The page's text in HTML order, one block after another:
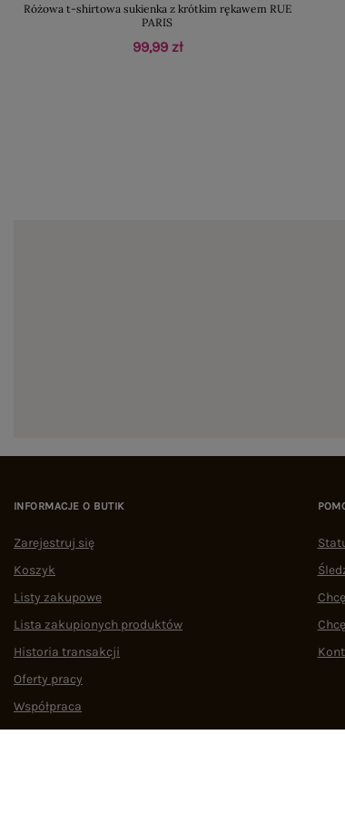
Różowa t-shirtowa sukienka z krótkim rękawem RUE
PARIS
99,99 zł
INFORMACJE O BUTIK
Zarejestruj się
Koszyk
Listy zakupowe
Lista zakupionych produktów
Historia transakcji
Oferty pracy
Współpraca